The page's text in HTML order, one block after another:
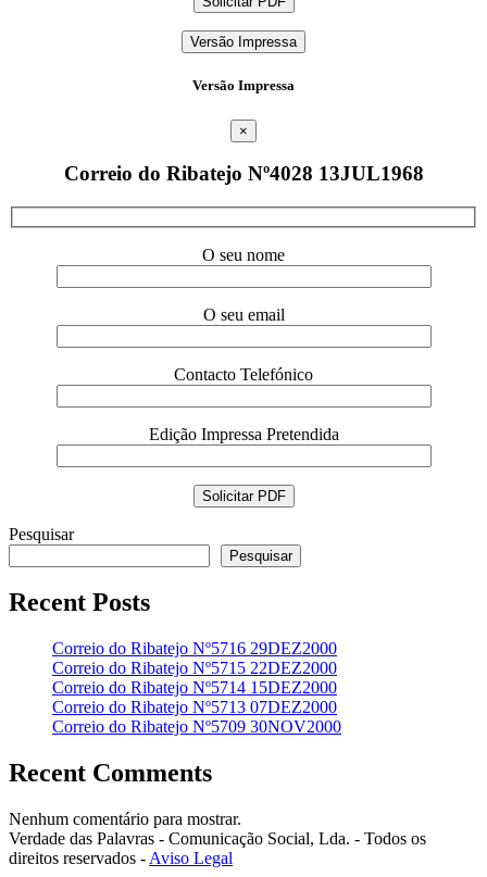
Versão Impressa
Versão Impressa
×
Correio do Ribatejo Nº4028 13JUL1968
O seu nome
O seu email
Contacto Telefónico
Edição Impressa Pretendida
Pesquisar
Pesquisar
Recent Posts
Correio do Ribatejo Nº5716 29DEZ2000
Correio do Ribatejo Nº5715 22DEZ2000
Correio do Ribatejo Nº5714 15DEZ2000
Correio do Ribatejo Nº5713 07DEZ2000
Correio do Ribatejo Nº5709 30NOV2000
Recent Comments
Nenhum comentário para mostrar.
Verdade das Palavras - Comunicação Social, Lda. - Todos os
direitos reservados - Aviso Legal